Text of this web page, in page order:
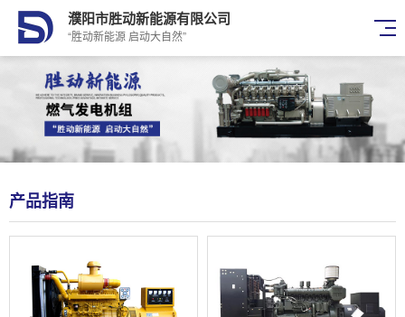
濮阳市胜动新能源有限公司
“胜动新能源 启动大自然”
产品指南